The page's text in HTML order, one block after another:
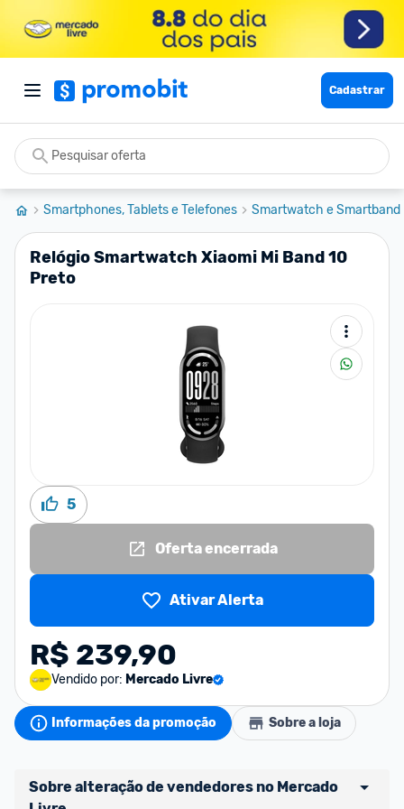
Cadastrar
Smartphones, Tablets e Telefones Smartwatch e Smartband
Relógio Smartwatch Xiaomi Mi Band 10
Preto
5
Oferta encerrada
Ativar Alerta
R$ 239,90
Vendido por: Mercado Livre
Informações da promoção Sobre a loja
Sobre alteração de vendedores no Mercado